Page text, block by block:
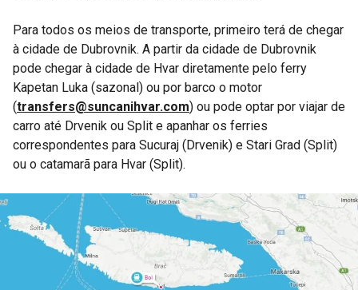
Para todos os meios de transporte, primeiro terá de chegar
à cidade de Dubrovnik. A partir da cidade de Dubrovnik
pode chegar à cidade de Hvar diretamente pelo ferry
Kapetan Luka (sazonal) ou por barco o motor
(transfers@suncanihvar.com) ou pode optar por viajar de
carro até Drvenik ou Split e apanhar os ferries
correspondentes para Sucuraj (Drvenik) e Stari Grad (Split)
ou o catamarã para Hvar (Split).